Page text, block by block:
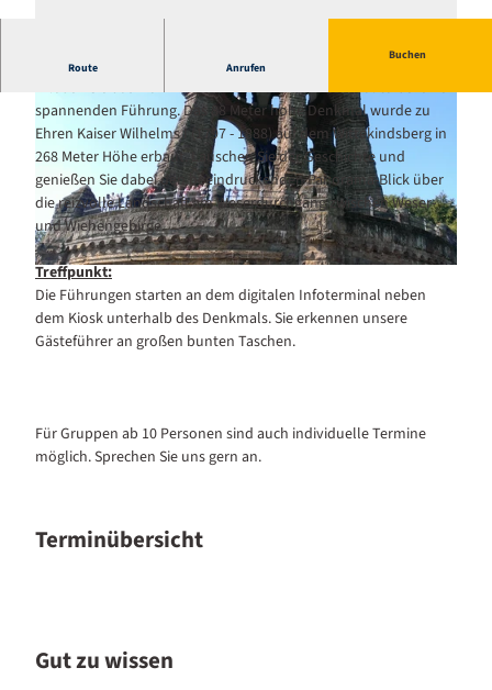
© Touristikzentrum Westliches Weserbergland, Jens König | CC-BY-SA
© Touristikzentrum Westliches Weserbergland |
Route Anrufen
Buchen
Öffentliche Führung am Kaiser-Wilhelm-Denkmal.
Erleben Sie das Wahrzeichen der Stadt Porta Westfalica bei einer
spannenden Führung. Das 88 Meter hohe Denkmal wurde zu
Ehren Kaiser Wilhelms I (1797 - 1888) auf dem Wittekindsberg in
268 Meter Höhe erbaut. Lauschen Sie der Geschichte und
genießen Sie dabei den beeindruckenden Panorama-Blick über
die reizvolle Landschaft am Weserdurchgang zwischen Weser-
und Wiehengebirge.
Treffpunkt:
Die Führungen starten an dem digitalen Infoterminal neben
dem Kiosk unterhalb des Denkmals. Sie erkennen unsere
Gästeführer an großen bunten Taschen.
Für Gruppen ab 10 Personen sind auch individuelle Termine
möglich. Sprechen Sie uns gern an.
Terminübersicht
Gut zu wissen